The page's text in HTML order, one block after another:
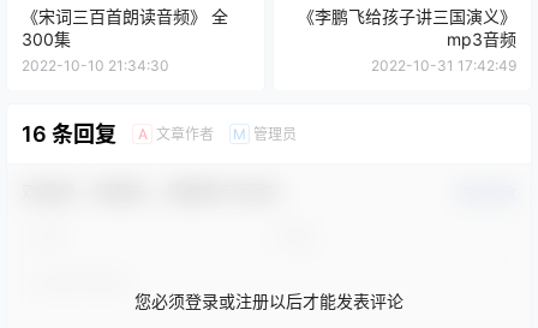
《宋词三百首朗读音频》 全
300集
2022-10-10 21:34:30
《李鹏飞给孩子讲三国演义》
mp3音频
2022-10-31 17:42:49
16 条回复 A 文章作者 M 管理员
您必须登录或注册以后才能发表评论